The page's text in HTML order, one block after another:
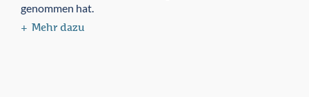
genommen hat.
Mehr dazu